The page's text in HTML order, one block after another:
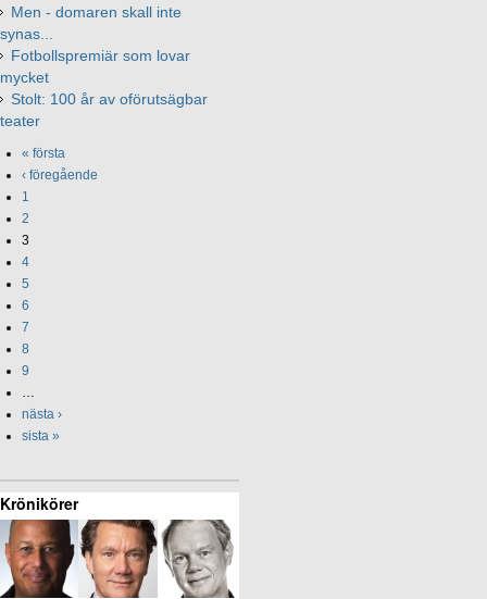
Men - domaren skall inte
synas...
Fotbollspremiär som lovar
mycket
Stolt: 100 år av oförutsägbar
teater
« första
‹ föregående
1
2
3
4
5
6
7
8
9
…
nästa ›
sista »
Krönikörer